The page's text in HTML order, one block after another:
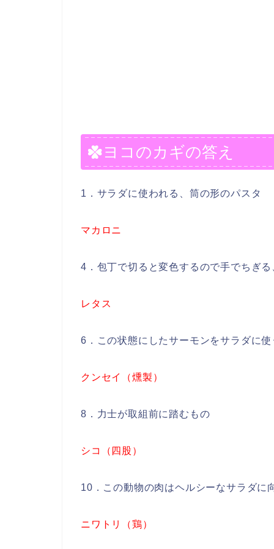
ヨコのカギの答え
1．サラダに使われる、筒の形のパスタ
マカロニ
4．包丁で切ると変色するので手でちぎ
レタス
6．この状態にしたサーモンをサラダに
クンセイ（燻製）
8．力士が取組前に踏むもの
シコ（四股）
10．この動物の肉はヘルシーなサラダに
ニワトリ（鶏）